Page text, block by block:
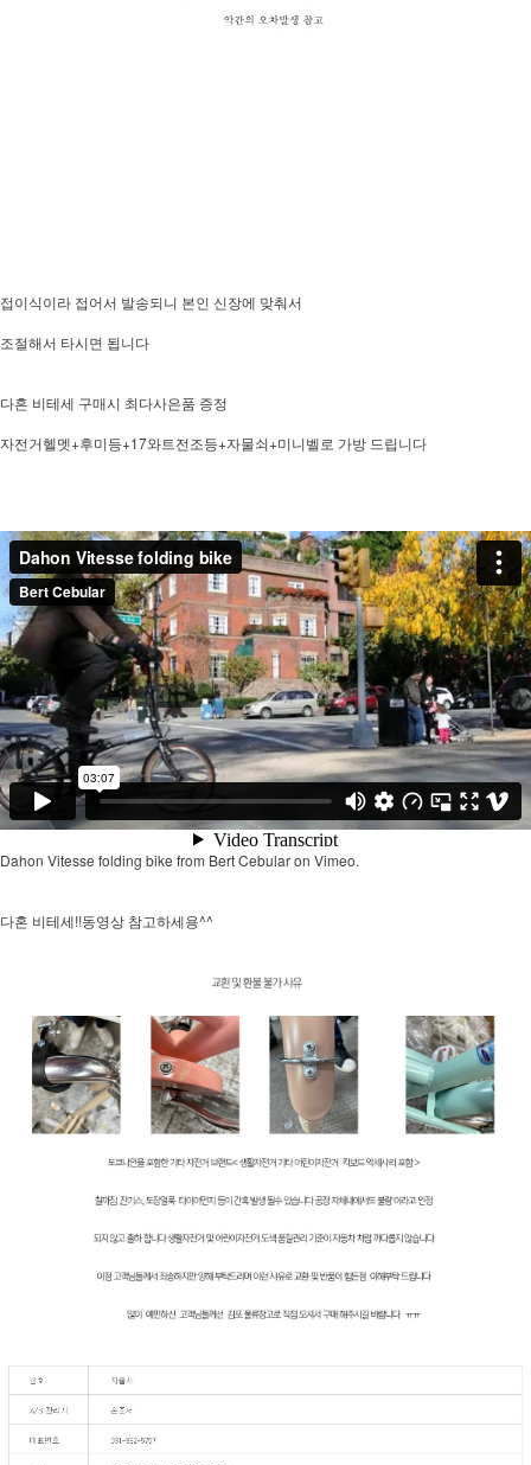
접이식이라 접어서 발송되니 본인 신장에 맞춰서
조절해서 타시면 됩니다
다혼 비테세 구매시 최다사은품 증정
자전거헬멧+후미등+17와트전조등+자물쇠+미니벨로 가방 드립니다
Dahon Vitesse folding bike from Bert Cebularon Vimeo.
다혼 비테세!!동영상 참고하세용^^